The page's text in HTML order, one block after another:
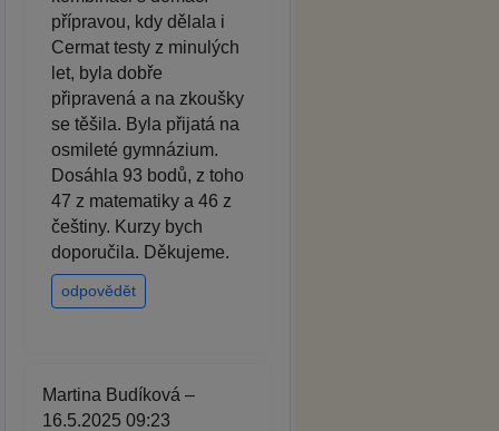
přípravou, kdy dělala i
Cermat testy z minulých
let, byla dobře
připravená a na zkoušky
se těšila. Byla přijatá na
osmileté gymnázium.
Dosáhla 93 bodů, z toho
47 z matematiky a 46 z
češtiny. Kurzy bych
doporučila. Děkujeme.
odpovědět
Martina Budíková –
16.5.2025 09:23